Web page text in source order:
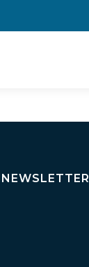
NEWSLETTER